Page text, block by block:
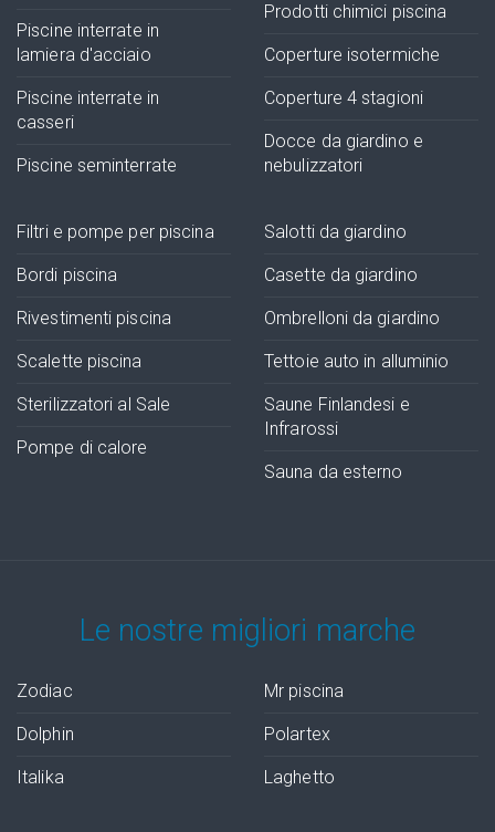
Piscine interrate in
lamiera d'acciaio
Piscine interrate in
casseri
Piscine seminterrate
Prodotti chimici piscina
Coperture isotermiche
Coperture 4 stagioni
Docce da giardino e
nebulizzatori
Filtri e pompe per piscina
Bordi piscina
Rivestimenti piscina
Scalette piscina
Sterilizzatori al Sale
Pompe di calore
Salotti da giardino
Casette da giardino
Ombrelloni da giardino
Tettoie auto in alluminio
Saune Finlandesi e
Infrarossi
Sauna da esterno
Le nostre migliori marche
Zodiac
Dolphin
Italika
Mr piscina
Polartex
Laghetto